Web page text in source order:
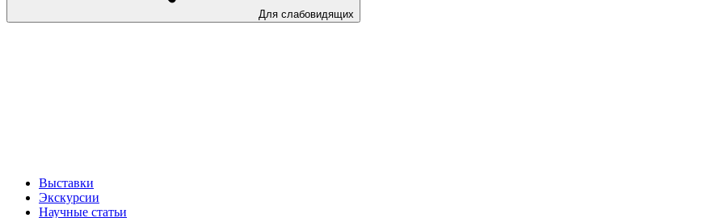
Для слабовидящих
Выставки
Экскурсии
Научные статьи